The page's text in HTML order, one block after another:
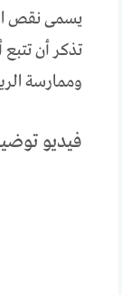
يسمى نقص
تذكر أن
وممارسة
فيديو